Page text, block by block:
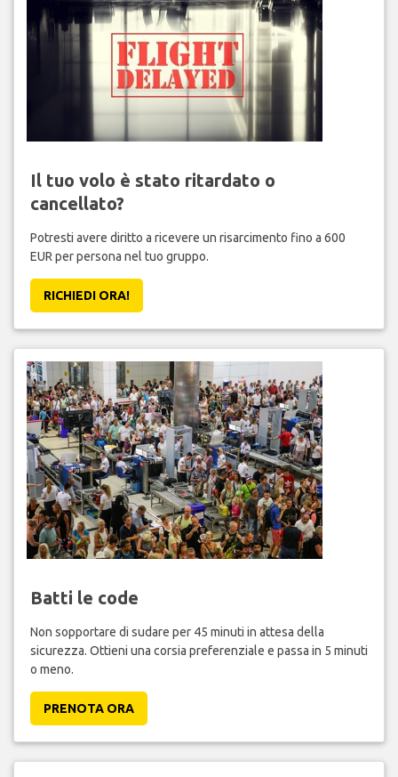
Il tuo volo è stato ritardato o
cancellato?
Potresti avere diritto a ricevere un risarcimento fino a 600
EUR per persona nel tuo gruppo.
RICHIEDI ORA!
Batti le code
Non sopportare di sudare per 45 minuti in attesa della
sicurezza. Ottieni una corsia preferenziale e passa in 5 minuti
o meno.
PRENOTA ORA